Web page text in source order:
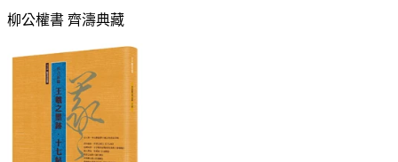
柳公權書 齊濤典藏